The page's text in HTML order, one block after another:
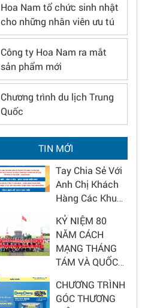
Hoa Nam tổ chức sinh nhật
cho những nhân viên ưu tú
Công ty Hoa Nam ra mắt
sản phẩm mới
Chương trình du lịch Trung
Quốc
TIN MỚI
Chương trình
xây dựng Góc
thương hiệu
diện mạo cửa
hàng
Hoa Nam Chung
Tay Chia Sẻ Với
Anh Chị Khách
Hàng Các Khu
Vực Bão Lũ
KỶ NIỆM 80
NĂM CÁCH
MẠNG THÁNG
TÁM VÀ QUỐC
KHÁNH 2/9
CHƯƠNG TRÌNH
GÓC THƯƠNG
HIỆU